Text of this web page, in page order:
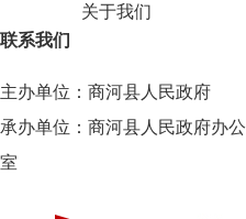
关于我们
联系我们
主办单位：商河县人民政府
承办单位：商河县人民政府办公
室